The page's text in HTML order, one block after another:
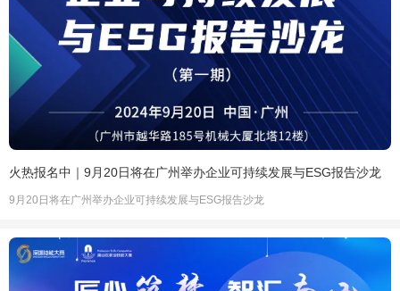
火热报名中｜9月20日将在广州举办企业可持续发展与ESG报告沙龙
9月20日将在广州举办企业可持续发展与ESG报告沙龙